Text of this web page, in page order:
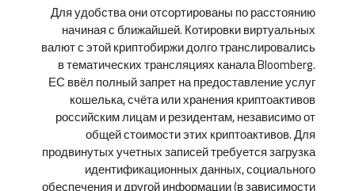
Для удобства они отсортированы по расстоянию
начиная с ближайшей. Котировки виртуальных
валют с этой криптобиржи долго транслировались
в тематических трансляциях канала Bloomberg.
ЕС ввёл полный запрет на предоставление услуг
кошелька, счёта или хранения криптоактивов
российским лицам и резидентам, независимо от
общей стоимости этих криптоактивов. Для
продвинутых учетных записей требуется загрузка
идентификационных данных, социального